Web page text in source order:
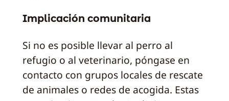
Implicación comunitaria
Si no es posible llevar al perro al
refugio o al veterinario, póngase en
contacto con grupos locales de rescate
de animales o redes de acogida. Estas